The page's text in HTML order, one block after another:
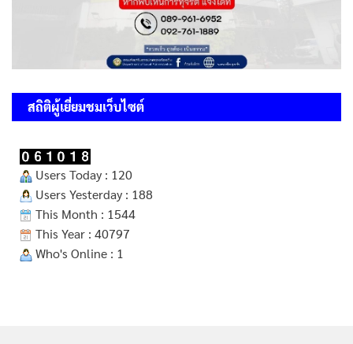
สถิติผู้เยี่ยมชมเว็บไซต์
Users Today : 120
Users Yesterday : 188
This Month : 1544
This Year : 40797
Who's Online : 1